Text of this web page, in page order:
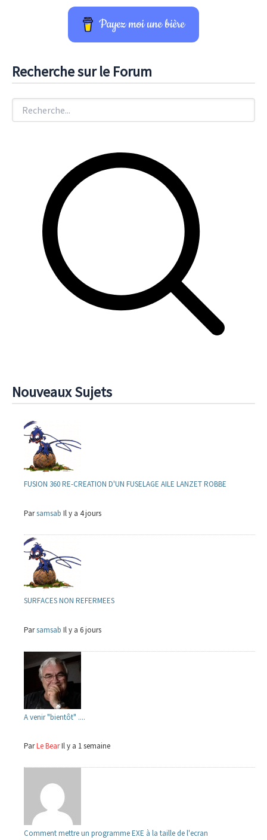
Payez moi une bière
Recherche sur le Forum
Nouveaux Sujets
FUSION 360 RE-CREATION D'UN FUSELAGE AILE LANZET ROBBE
Parsamsab Il y a 4 jours
SURFACES NON REFERMEES
Parsamsab Il y a 6 jours
A venir "bientôt" ....
ParLe BearIl y a 1 semaine
Comment mettre un programme EXE à la taille de l'ecran